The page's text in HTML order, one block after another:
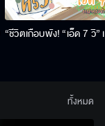
“ชีวิตเกือบพัง! “เอ็ด 7 วิ
ทั้งหมด